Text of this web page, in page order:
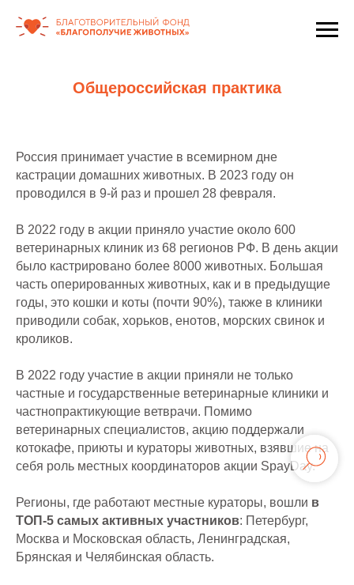
Общероссийская практика
Россия принимает участие в всемирном дне
кастрации домашних животных. В 2023 году он
проводился в 9-й раз и прошел 28 февраля.
В 2022 году в акции приняло участие около 600
ветеринарных клиник из 68 регионов РФ. В день акции
было кастрировано более 8000 животных. Большая
часть оперированных животных, как и в предыдущие
годы, это кошки и коты (почти 90%), также в клиники
приводили собак, хорьков, енотов, морских свинок и
кроликов.
В 2022 году участие в акции приняли не только
частные и государственные ветеринарные клиники и
частнопрактикующие ветврачи. Помимо
ветеринарных специалистов, акцию поддержали
котокафе, приюты и кураторы животных, взявшие на
себя роль местных координаторов акции SpayDay.
Регионы, где работают местные кураторы, вошли в
ТОП-5 самых активных участников: Петербург,
Москва и Московская область, Ленинградская,
Брянская и Челябинская область.